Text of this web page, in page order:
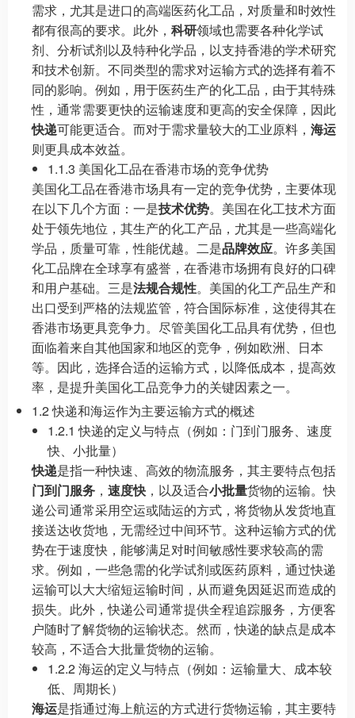
需求，尤其是进口的高端医药化工品，对质量和时效性
都有很高的要求。此外， 科研领域也需要各种化学试
剂、分析试剂以及特种化学品，以支持香港的学术研究
和技术创新。不同类型的需求对运输方式的选择有着不
同的影响。例如，用于医药生产的化工品，由于其特殊
性，通常需要更快的运输速度和更高的安全保障，因此
快递可能更适合。而对于需求量较大的工业原料， 海运
则更具成本效益。
1.1.3 美国化工品在香港市场的竞争优势
美国化工品在香港市场具有一定的竞争优势，主要体现
在以下几个方面：一是技术优势。美国在化工技术方面
处于领先地位，其生产的化工产品，尤其是一些高端化
学品，质量可靠，性能优越。二是品牌效应。许多美国
化工品牌在全球享有盛誉，在香港市场拥有良好的口碑
和用户基础。三是法规合规性。美国的化工产品生产和
出口受到严格的法规监管，符合国际标准，这使得其在
香港市场更具竞争力。尽管美国化工品具有优势，但也
面临着来自其他国家和地区的竞争，例如欧洲、日本
等。因此，选择合适的运输方式，以降低成本，提高效
率，是提升美国化工品竞争力的关键因素之一。
1.2 快递和海运作为主要运输方式的概述
1.2.1 快递的定义与特点（例如：门到门服务、速度
快、小批量）
快递是指一种快速、高效的物流服务，其主要特点包括
门到门服务 ， 速度快 ，以及适合小批量货物的运输。快
递公司通常采用空运或陆运的方式，将货物从发货地直
接送达收货地，无需经过中间环节。这种运输方式的优
势在于速度快，能够满足对时间敏感性要求较高的需
求。例如，一些急需的化学试剂或医药原料，通过快递
运输可以大大缩短运输时间，从而避免因延迟而造成的
损失。此外，快递公司通常提供全程追踪服务，方便客
户随时了解货物的运输状态。然而，快递的缺点是成本
较高，不适合大批量货物的运输。
1.2.2 海运的定义与特点（例如：运输量大、成本较
低、周期长）
海运是指通过海上航运的方式进行货物运输，其主要特